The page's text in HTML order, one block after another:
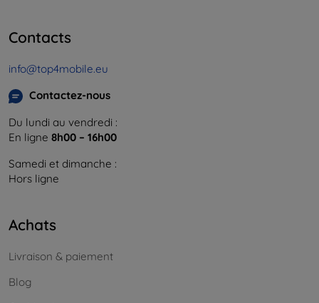
Contacts
info@top4mobile.eu
Contactez-nous
Du lundi au vendredi :
En ligne 8h00 – 16h00
Samedi et dimanche :
Hors ligne
Achats
Livraison & paiement
Blog